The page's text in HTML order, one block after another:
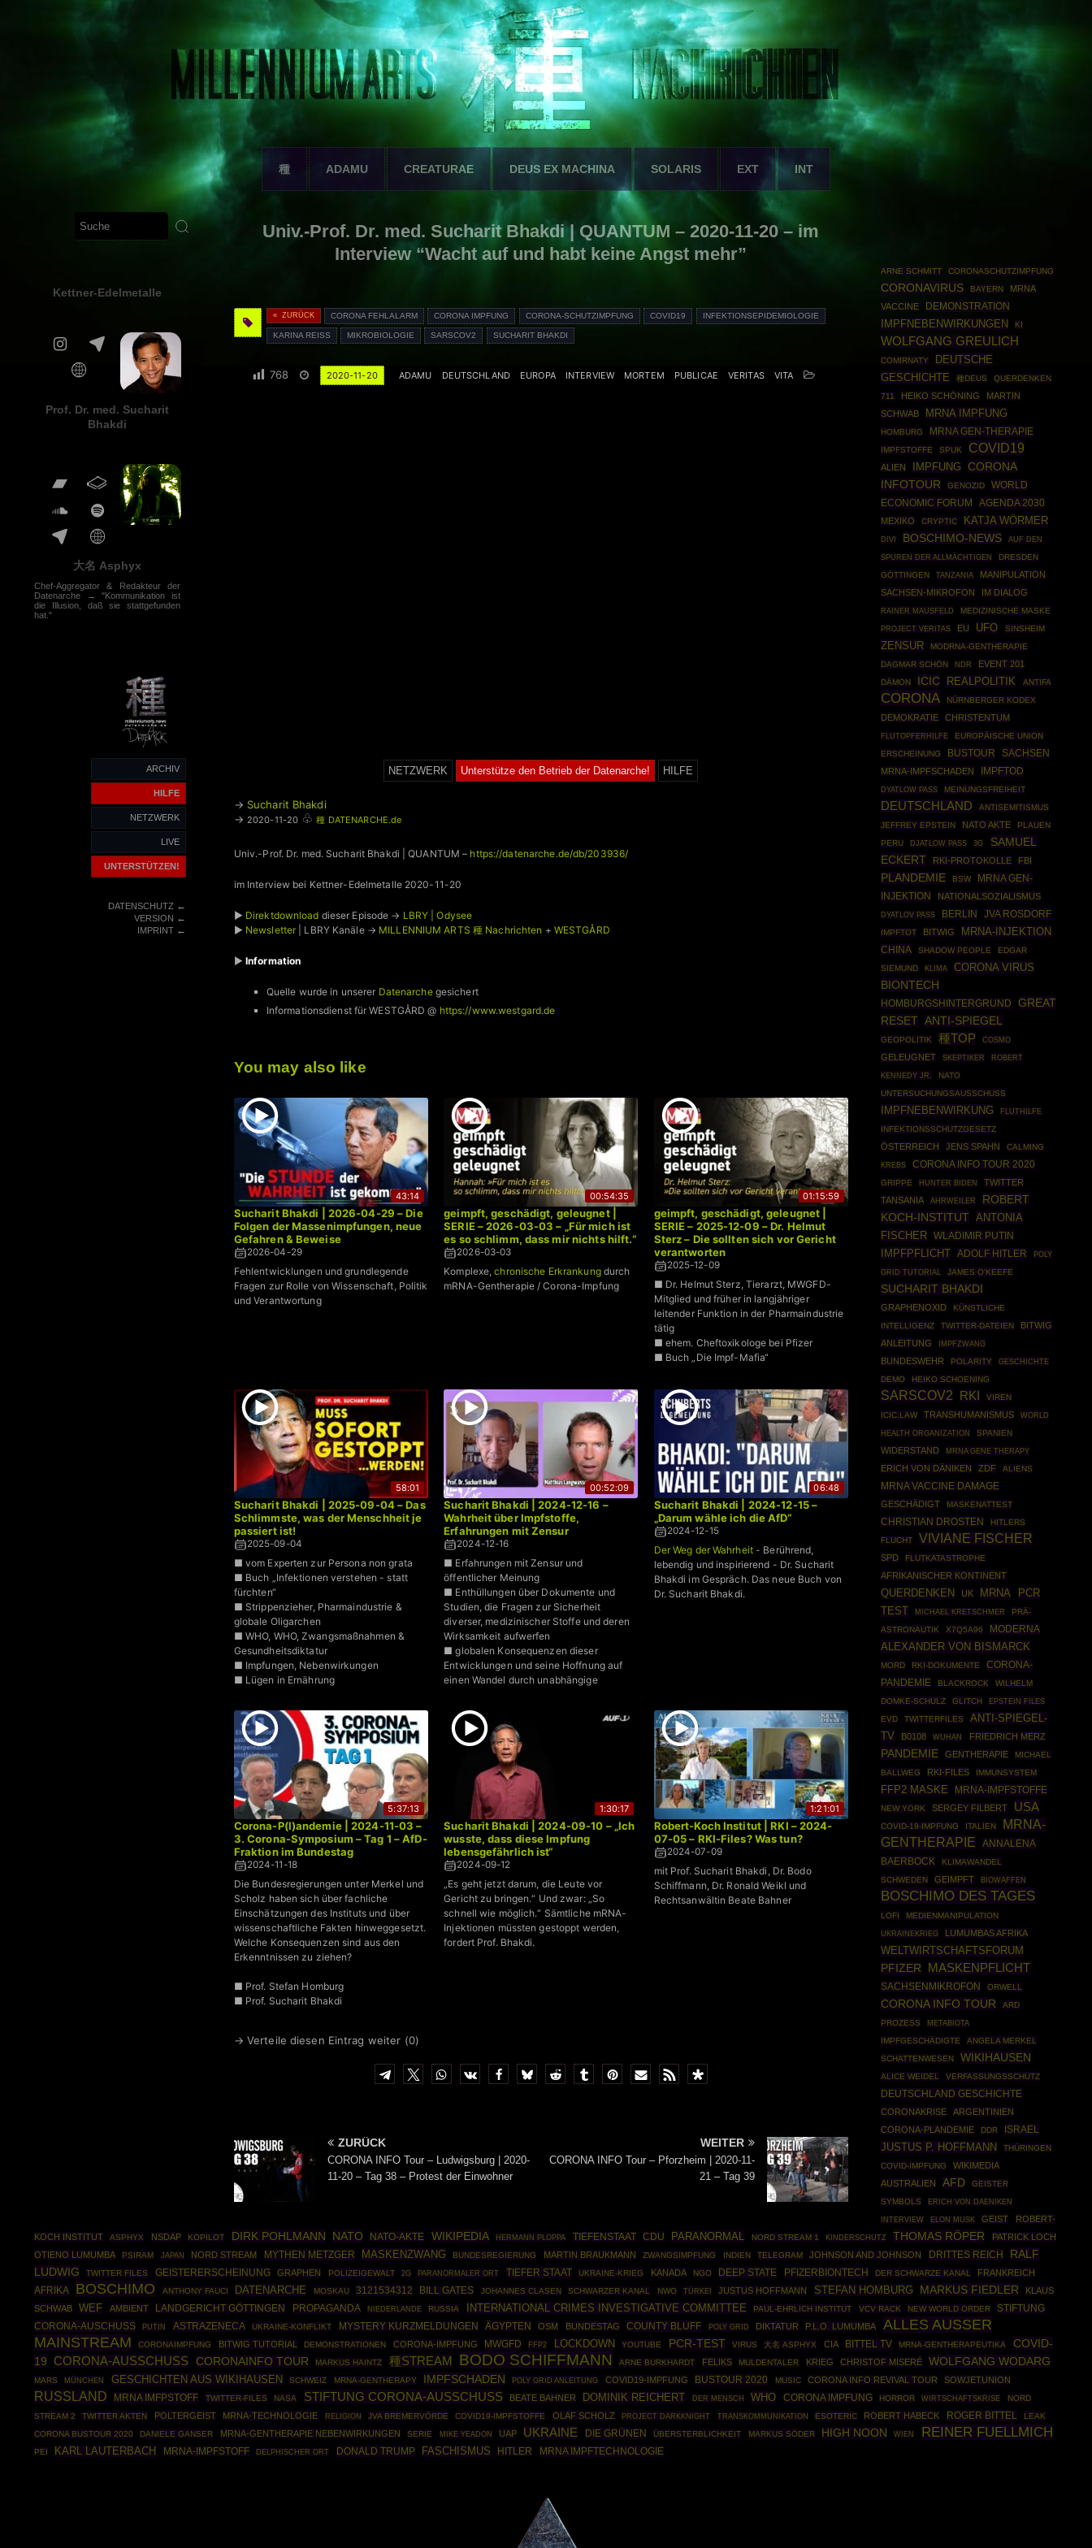
種 ADAMU CREATURAE DEUS EX MACHINA SOLARIS EXT INT
Kettner-Edelmetalle
Prof. Dr. med. Sucharit
Bhakdi
大名 Asphyx
Chef-Aggregator & Redakteur der
Datenarche → "Kommunikation ist
die Illusion, daß sie stattgefunden
hat."
ARCHIV
HILFE
NETZWERK
LIVE
UNTERSTÜTZEN!
DATENSCHUTZ←
VERSION ←
IMPRINT←
Univ.-Prof. Dr. med. Sucharit Bhakdi | QUANTUM – 2020-11-20 – im
Interview “Wacht auf und habt keine Angst mehr”
« ZURÜCK CORONA FEHLALARM CORONA IMPFUNG CORONA-SCHUTZIMPFUNG COVID19 INFEKTIONSEPIDEMIOLOGIE
KARINA REISS MIKROBIOLOGIE SARSCOV2 SUCHARIT BHAKDI
768 2020-11-20 ADAMU DEUTSCHLAND EUROPA INTERVIEW MORTEM PUBLICAE VERITAS VITA
NETZWERK Unterstütze den Betrieb der Datenarche! HILFE
→ Sucharit Bhakdi
→ 2020-11-20 ♧ 種 DATENARCHE.de
Univ.-Prof. Dr. med. Sucharit Bhakdi | QUANTUM – https://datenarche.de/db/203936/
im Interview bei Kettner-Edelmetalle 2020-11-20
► Direktdownload dieser Episode → LBRY | Odysee
► Newsletter | LBRY Kanäle → MILLENNIUM ARTS 種 Nachrichten + WESTGÅRD
► Information
Quelle wurde in unserer Datenarchegesichert
Informationsdienst für WESTGÅRD @ https://www.westgard.de
You may also like
43:14
Sucharit Bhakdi | 2026-04-29 – Die
Folgen der Massenimpfungen, neue
Gefahren & Beweise
2026-04-29
Fehlentwicklungen und grundlegende
Fragen zur Rolle von Wissenschaft, Politik
und Verantwortung
00:54:35
geimpft, geschädigt, geleugnet |
SERIE – 2026-03-03 – „Für mich ist
es so schlimm, dass mir nichts hilft.“
2026-03-03
Komplexe,chronische Erkrankungdurch
mRNA-Gentherapie / Corona-Impfung
01:15:59
geimpft, geschädigt, geleugnet |
SERIE – 2025-12-09 – Dr. Helmut
Sterz – Die sollten sich vor Gericht
verantworten
2025-12-09
■ Dr. Helmut Sterz, Tierarzt, MWGFD-
Mitglied und früher in langjähriger
leitender Funktion in der Pharmaindustrie
tätig
■ ehem. Cheftoxikologe bei Pfizer
■ Buch „Die Impf-Mafia“
58:01
Sucharit Bhakdi | 2025-09-04 – Das
Schlimmste, was der Menschheit je
passiert ist!
2025-09-04
■ vom Experten zur Persona non grata
■ Buch „Infektionen verstehen - statt
fürchten“
■ Strippenzieher, Pharmaindustrie &
globale Oligarchen
■ WHO, WHO, Zwangsmaßnahmen &
Gesundheitsdiktatur
■ Impfungen, Nebenwirkungen
■ Lügen in Ernährung
00:52:09
Sucharit Bhakdi | 2024-12-16 –
Wahrheit über Impfstoffe,
Erfahrungen mit Zensur
2024-12-16
■ Erfahrungen mit Zensur und
öffentlicher Meinung
■ Enthüllungen über Dokumente und
Studien, die Fragen zur Sicherheit
diverser, medizinischer Stoffe und deren
Wirksamkeit aufwerfen
■ globalen Konsequenzen dieser
Entwicklungen und seine Hoffnung auf
einen Wandel durch unabhängige
06:48
Sucharit Bhakdi | 2024-12-15 –
„Darum wähle ich die AfD“
2024-12-15
Der Weg der Wahrheit- Berührend,
lebendig und inspirierend - Dr. Sucharit
Bhakdi im Gespräch. Das neue Buch von
Dr. Sucharit Bhakdi.
5:37:13
Corona-P(l)andemie | 2024-11-03 –
3. Corona-Symposium – Tag 1 – AfD-
Fraktion im Bundestag
2024-11-18
Die Bundesregierungen unter Merkel und
Scholz haben sich über fachliche
Einschätzungen des Instituts und über
wissenschaftliche Fakten hinweggesetzt.
Welche Konsequenzen sind aus den
Erkenntnissen zu ziehen?
■ Prof. Stefan Homburg
■ Prof. Sucharit Bhakdi
1:30:17
Sucharit Bhakdi | 2024-09-10 – „Ich
wusste, dass diese Impfung
lebensgefährlich ist“
2024-09-12
„Es geht jetzt darum, die Leute vor
Gericht zu bringen.“ Und zwar: „So
schnell wie möglich.“ Sämtliche mRNA-
Injektionen müssten gestoppt werden,
fordert Prof. Bhakdi.
1:21:01
Robert-Koch Institut | RKI – 2024-
07-05 – RKI-Files? Was tun?
2024-07-09
mit Prof. Sucharit Bhakdi, Dr. Bodo
Schiffmann, Dr. Ronald Weikl und
Rechtsanwältin Beate Bahner
→ Verteile diesen Eintrag weiter (0)
ZURÜCK
CORONA INFO Tour – Ludwigsburg | 2020-
11-20 – Tag 38 – Protest der Einwohner
WEITER
CORONA INFO Tour – Pforzheim | 2020-11-
21 – Tag 39
ARNE SCHMITT CORONASCHUTZIMPFUNG
CORONAVIRUS BAYERN
MRNA
VACCINE
DEMONSTRATION
IMPFNEBENWIRKUNGEN KI
WOLFGANG GREULICH
COMIRNATY
DEUTSCHE
GESCHICHTE
種DEUS
QUERDENKEN
711
HEIKO SCHÖNING
MARTIN
SCHWAB
MRNA IMPFUNG
HOMBURG MRNA GEN-THERAPIE
IMPFSTOFFE SPUK COVID19
ALIEN IMPFUNG
CORONA
INFOTOUR
GENOZID
WORLD
ECONOMIC FORUM
AGENDA 2030
MEXIKO CRYPTIC KATJA WÖRMER
DIVI BOSCHIMO-NEWS AUF DEN
SPUREN DER ALLMÄCHTIGEN
DRESDEN
GÖTTINGEN
TANZANIA
MANIPULATION
SACHSEN-MIKROFON
IM DIALOG
RAINER MAUSFELD MEDIZINISCHE MASKE
PROJECT VERITAS EU UFO SINSHEIM
ZENSUR
MODRNA-GENTHERAPIE
DAGMAR SCHÖN
NDR EVENT 201
DÄMON ICIC REALPOLITIK ANTIFA
CORONA NÜRNBERGER KODEX
DEMOKRATIE CHRISTENTUM
FLUTOPFERHILFE
EUROPÄISCHE UNION
ERSCHEINUNG
BUSTOUR SACHSEN
MRNA-IMPFSCHADEN IMPFTOD
DYATLOW PASS MEINUNGSFREIHEIT
DEUTSCHLAND
ANTISEMITISMUS
JEFFREY EPSTEIN
NATO AKTE
PLAUEN
PERU
DJATLOW PASS 3G
SAMUEL
ECKERT
RKI-PROTOKOLLE FBI
PLANDEMIE BSW
MRNA GEN-
INJEKTION
NATIONALSOZIALISMUS
DYATLOV PASS BERLIN JVA ROSDORF
IMPFTOT BITWIG MRNA-INJEKTION
CHINA SHADOW PEOPLE
EDGAR
SIEMUND
KLIMA CORONA VIRUS
BIONTECH
HOMBURGSHINTERGRUND
GREAT
RESET
ANTI-SPIEGEL
GEOPOLITIK 種TOP COSMO
GELEUGNET SKEPTIKER
ROBERT
KENNEDY JR.
NATO
UNTERSUCHUNGSAUSSCHUSS
IMPFNEBENWIRKUNG FLUTHILFE
INFEKTIONSSCHUTZGESETZ
ÖSTERREICH JENS SPAHN CALMING
KREBS CORONA INFO TOUR 2020
GRIPPE HUNTER BIDEN
TWITTER
TANSANIA
AHRWEILER
ROBERT
KOCH-INSTITUT
ANTONIA
FISCHER
WLADIMIR PUTIN
IMPFPFLICHT ADOLF HITLER
POLY
GRID TUTORIAL
JAMES O'KEEFE
SUCHARIT BHAKDI
GRAPHENOXID
KÜNSTLICHE
INTELLIGENZ
TWITTER-DATEIEN
BITWIG
ANLEITUNG
IMPFZWANG
BUNDESWEHR POLARITY
GESCHICHTE
DEMO
HEIKO SCHOENING
SARSCOV2 RKI
VIREN
ICIC.LAW
TRANSHUMANISMUS
WORLD
HEALTH ORGANIZATION
SPANIEN
WIDERSTAND MRNA GENE THERAPY
ERICH VON DÄNIKEN ZDF ALIENS
MRNA VACCINE DAMAGE
GESCHÄDIGT
MASKENATTEST
CHRISTIAN DROSTEN
HITLERS
FLUCHT
VIVIANE FISCHER
SPD FLUTKATASTROPHE
AFRIKANISCHER KONTINENT
QUERDENKEN UK MRNA
PCR
TEST
MICHAEL KRETSCHMER
PRÄ-
ASTRONAUTIK
X7Q5A96 MODERNA
ALEXANDER VON BISMARCK
MORD RKI-DOKUMENTE
CORONA-
PANDEMIE
BLACKROCK
WILHELM
DOMKE-SCHULZ
GLITCH
EPSTEIN FILES
EVD
TWITTERFILES
ANTI-SPIEGEL-
TV
B0108 WUHAN FRIEDRICH MERZ
PANDEMIE GENTHERAPIE
MICHAEL
BALLWEG
RKI-FILES IMMUNSYSTEM
FFP2 MASKE MRNA-IMPFSTOFFE
NEW YORK SERGEY FILBERT USA
COVID-19-IMPFUNG ITALIEN
MRNA-
GENTHERAPIE
ANNALENA
BAERBOCK
KLIMAWANDEL
SCHWEDEN
GEIMPFT BIOWAFFEN
BOSCHIMO DES TAGES
LOFI
MEDIENMANIPULATION
UKRAINEKRIEG
LUMUMBAS AFRIKA
WELTWIRTSCHAFTSFORUM
PFIZER MASKENPFLICHT
SACHSENMIKROFON ORWELL
CORONA INFO TOUR
ARD
PROZESS
METABIOTA
IMPFGESCHÄDIGTE
ANGELA MERKEL
SCHATTENWESEN
WIKIHAUSEN
ALICE WEIDEL VERFASSUNGSSCHUTZ
DEUTSCHLAND GESCHICHTE
CORONAKRISE
ARGENTINIEN
CORONA-PLANDEMIE
DDR ISRAEL
JUSTUS P. HOFFMANN
THÜRINGEN
COVID-IMPFUNG
WIKIMEDIA
AUSTRALIEN
AFD
GEISTER
SYMBOLS
ERICH VON DAENIKEN
INTERVIEW ELON MUSK GEIST
ROBERT-
KOCH INSTITUT
ASPHYX NSDAP KOPILOT DIRK POHLMANN NATO NATO-AKTE WIKIPEDIA HERMANN PLOPPA TIEFENSTAAT CDU PARANORMAL NORD STREAM 1 KINDERSCHUTZ THOMAS RÖPER
PATRICK LOCH
OTIENO LUMUMBA
PSIRAM JAPAN NORD STREAM MYTHEN METZGER MASKENZWANG BUNDESREGIERUNG MARTIN BRAUKMANN ZWANGSIMPFUNG INDIEN TELEGRAM JOHNSON AND JOHNSON DRITTES REICH
RALF
LUDWIG
TWITTER FILES GEISTERERSCHEINUNG GRAPHEN POLIZEIGEWALT 2G PARANORMALER ORT TIEFER STAAT UKRAINE-KRIEG KANADA NGO DEEP STATE PFIZERBIONTECH DER SCHWARZE KANAL FRANKREICH
AFRIKA BOSCHIMO ANTHONY FAUCI DATENARCHE MOSKAU 3121534312 BILL GATES JOHANNES CLASEN SCHWARZER KANAL NWO TÜRKEI JUSTUS HOFFMANN STEFAN HOMBURG MARKUS FIEDLER
KLAUS
SCHWAB
WEF AMBIENT LANDGERICHT GÖTTINGEN PROPAGANDA NIEDERLANDE RUSSIA INTERNATIONAL CRIMES INVESTIGATIVE COMMITTEE PAUL-EHRLICH INSTITUT VCV RACK NEW WORLD ORDER
STIFTUNG
CORONA-AUSCHUSS
PUTIN ASTRAZENECA UKRAINE-KONFLIKT MYSTERY KURZMELDUNGEN ÄGYPTEN OSM BUNDESTAG COUNTY BLUFF POLY GRID DIKTATUR P.L.O. LUMUMBA
ALLES AUSSER
MAINSTREAM
CORONAIMPFUNG BITWIG TUTORIAL DEMONSTRATIONEN CORONA-IMPFUNG MWGFD FFP2 LOCKDOWN YOUTUBE PCR-TEST VIRUS 大名 ASPHYX CIA BITTEL TV MRNA-GENTHERAPEUTIKA
COVID-
19
CORONA-AUSSCHUSS CORONAINFO TOUR MARKUS HAINTZ 種STREAM BODO SCHIFFMANN ARNE BURKHARDT FELIKS MULDENTALER KRIEG CHRISTOF MISERÉ WOLFGANG WODARG
MARS MÜNCHEN GESCHICHTEN AUS WIKIHAUSEN SCHWEIZ MRNA-GENTHERAPY IMPFSCHADEN POLY GRID ANLEITUNG COVID19-IMPFUNG BUSTOUR 2020 MUSIC CORONA INFO REVIVAL TOUR SOWJETUNION
RUSSLAND MRNA IMFPSTOFF TWITTER-FILES NASA STIFTUNG CORONA-AUSSCHUSS BEATE BAHNER DOMINIK REICHERT DER MENSCH WHO CORONA IMPFUNG HORROR WIRTSCHAFTSKRISE
NORD
STREAM 2
TWITTER AKTEN POLTERGEIST MRNA-TECHNOLOGIE RELIGION JVA BREMERVÖRDE COVID19-IMPFSTOFFE OLAF SCHOLZ PROJECT DARKKNIGHT TRANSKOMMUNIKATION ESOTERIC ROBERT HABECK ROGER BITTEL
LEAK
CORONA BUSTOUR 2020
DANIELE GANSER MRNA-GENTHERAPIE NEBENWIRKUNGEN SERIE MIKE YEADON UAP UKRAINE DIE GRÜNEN ÜBERSTERBLICHKEIT MARKUS SÖDER HIGH NOON WIEN REINER FUELLMICH
PEI KARL LAUTERBACH MRNA-IMPFSTOFF DELPHISCHER ORT DONALD TRUMP FASCHISMUS HITLER MRNA IMPFTECHNOLOGIE